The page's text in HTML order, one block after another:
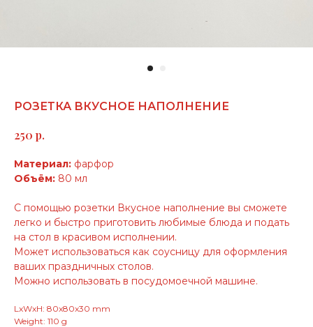
РОЗЕТКА ВКУСНОЕ НАПОЛНЕНИЕ
250 р.
Материал: фарфор
Объём: 80 мл
С помощью розетки Вкусное наполнение вы сможете
легко и быстро приготовить любимые блюда и подать
на стол в красивом исполнении.
Может использоваться как соусницу для оформления
ваших праздничных столов.
Можно использовать в посудомоечной машине.
LxWxH: 80x80x30 mm
Weight: 110 g